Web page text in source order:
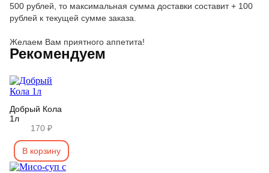
500 рублей, то максимальная сумма доставки составит + 100
рублей к текущей сумме заказа.
Желаем Вам приятного аппетита!
Рекомендуем
Добрый Кола
1л
170 ₽
В корзину